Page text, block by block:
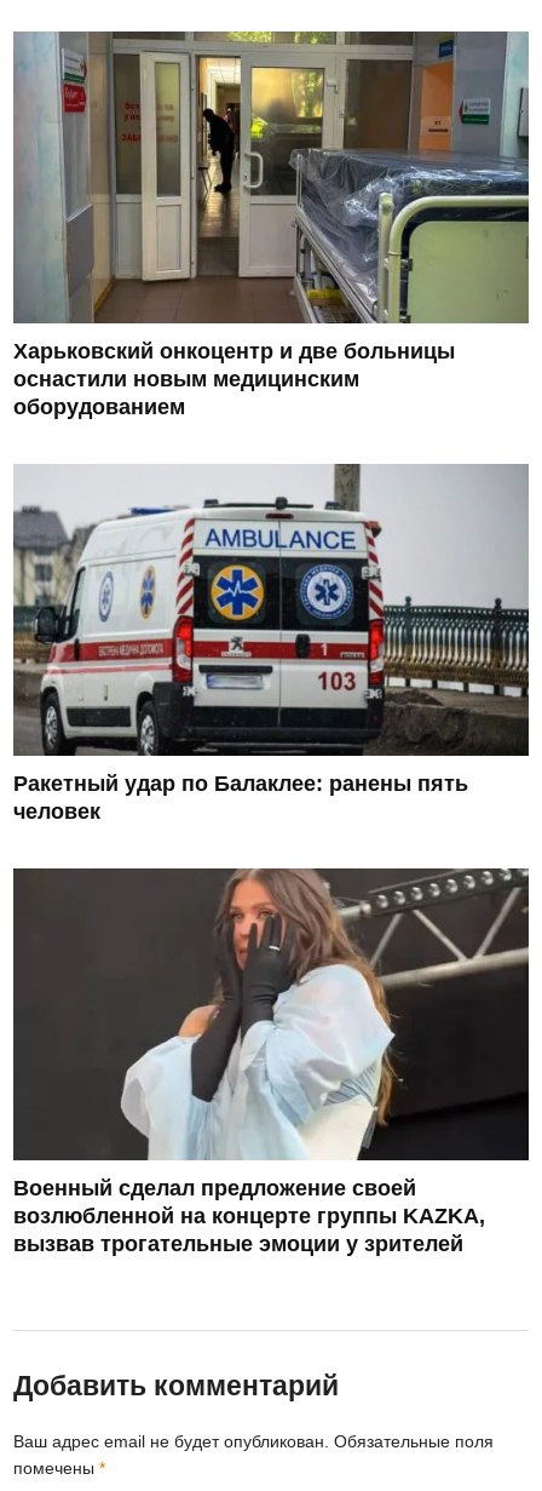
Харьковский онкоцентр и две больницы
оснастили новым медицинским
оборудованием
Ракетный удар по Балаклее: ранены пять
человек
Военный сделал предложение своей
возлюбленной на концерте группы KAZKA,
вызвав трогательные эмоции у зрителей
Добавить комментарий
Ваш адрес email не будет опубликован. Обязательные поля
помечены*